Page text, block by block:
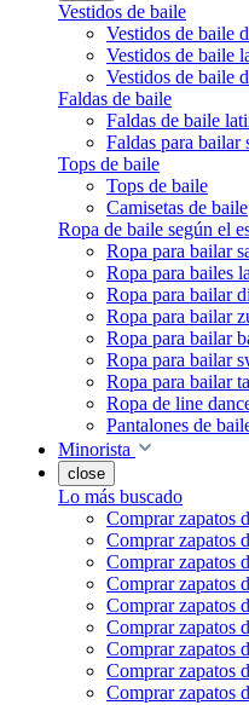
Vestidos de baile
Vestidos de baile
Vestidos de baile
Vestidos de baile
Faldas de baile
Faldas de baile
Faldas para bailar
Tops de baile
Tops de baile
Camisetas de baile
Ropa de baile según el
Ropa para bailar
Ropa para bailes
Ropa para bailar
Ropa para bailar
Ropa para bailar
Ropa para bailar
Ropa para bailar
Ropa de line
Pantalones de
Minorista
close
Lo más buscado
Comprar zapatos
Comprar zapatos
Comprar zapatos
Comprar zapatos
Comprar zapatos
Comprar zapatos
Comprar zapatos
Comprar zapatos
Comprar zapatos